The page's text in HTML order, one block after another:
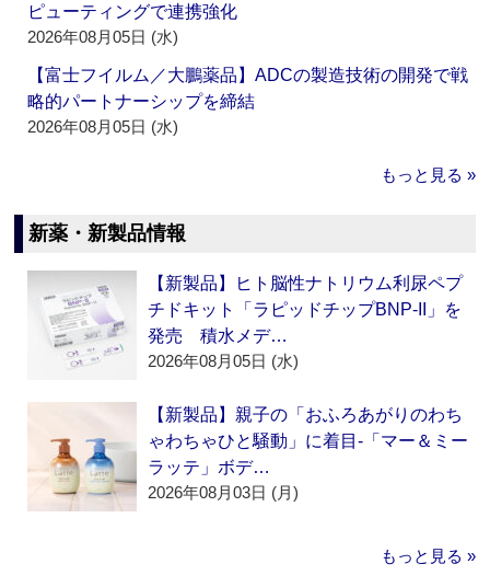
ピューティングで連携強化
2026年08月05日 (水)
【富士フイルム／大鵬薬品】ADCの製造技術の開発で戦
略的パートナーシップを締結
2026年08月05日 (水)
もっと見る »
新薬・新製品情報
【新製品】ヒト脳性ナトリウム利尿ペプ
チドキット「ラピッドチップBNP-II」を
発売 積水メデ…
2026年08月05日 (水)
【新製品】親子の「おふろあがりのわち
ゃわちゃひと騒動」に着目‐「マー＆ミー
ラッテ」ボデ…
2026年08月03日 (月)
もっと見る »